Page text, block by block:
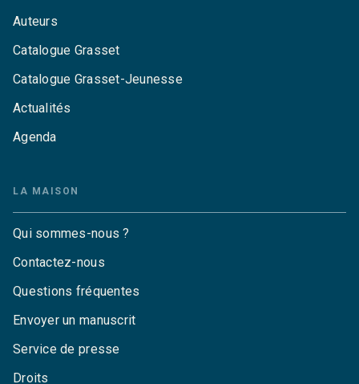
Auteurs
Catalogue Grasset
Catalogue Grasset-Jeunesse
Actualités
Agenda
LA MAISON
Qui sommes-nous ?
Contactez-nous
Questions fréquentes
Envoyer un manuscrit
Service de presse
Droits